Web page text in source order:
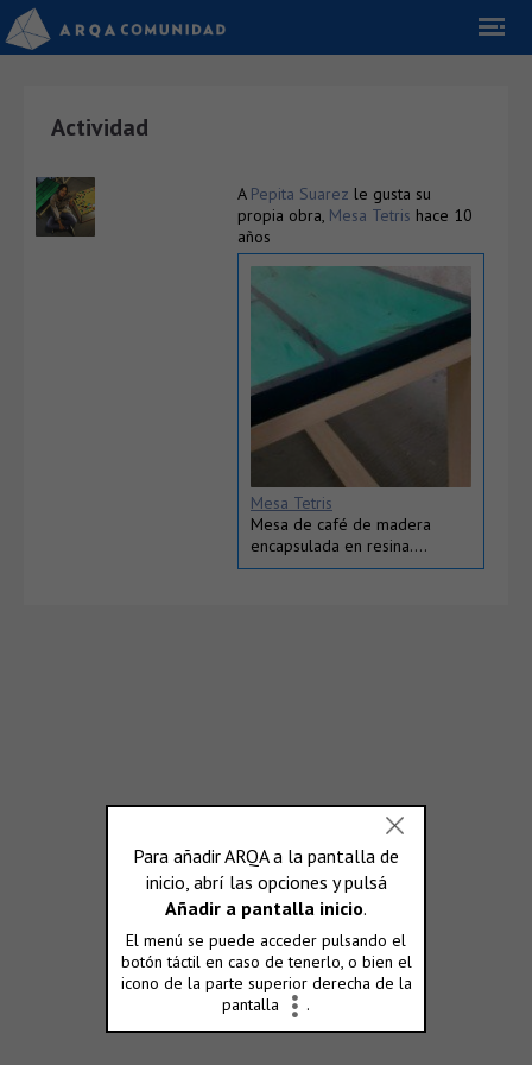
Actividad
A Pepita Suarez le gusta su
propia obra, Mesa Tetris hace 10
años
Mesa Tetris
Mesa de café de madera
encapsulada en resina….